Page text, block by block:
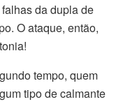
da dupla de
O ataque, então,
tempo, quem
tipo de calmante